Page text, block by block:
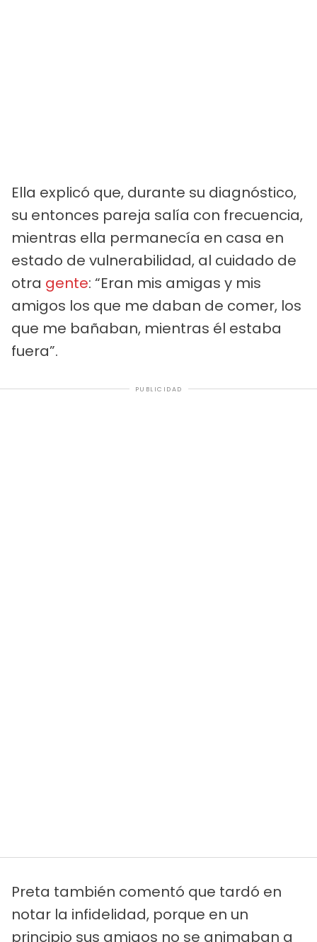
Ella explicó que, durante su diagnóstico,
su entonces pareja salía con frecuencia,
mientras ella permanecía en casa en
estado de vulnerabilidad, al cuidado de
otra gente: “Eran mis amigas y mis
amigos los que me daban de comer, los
que me bañaban, mientras él estaba
fuera”.
PUBLICIDAD
Preta también comentó que tardó en
notar la infidelidad, porque en un
principio sus amigos no se animaban a